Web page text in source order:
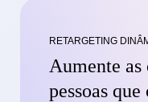
RETARGETING
Aumente as
pessoas